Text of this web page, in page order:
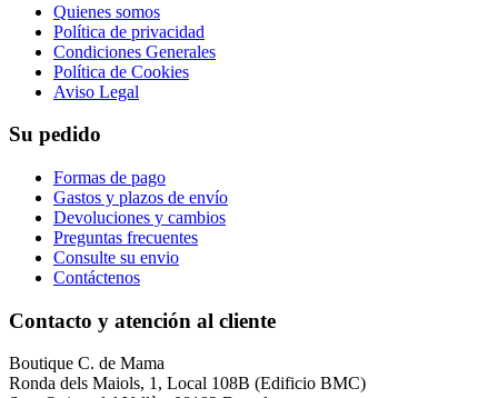
Quienes somos
Política de privacidad
Condiciones Generales
Política de Cookies
Aviso Legal
Su pedido
Formas de pago
Gastos y plazos de envío
Devoluciones y cambios
Preguntas frecuentes
Consulte su envio
Contáctenos
Contacto y atención al cliente
Boutique C. de Mama
Ronda dels Maiols, 1, Local 108B (Edificio BMC)